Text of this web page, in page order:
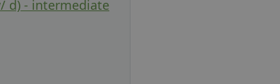
d) - intermediate